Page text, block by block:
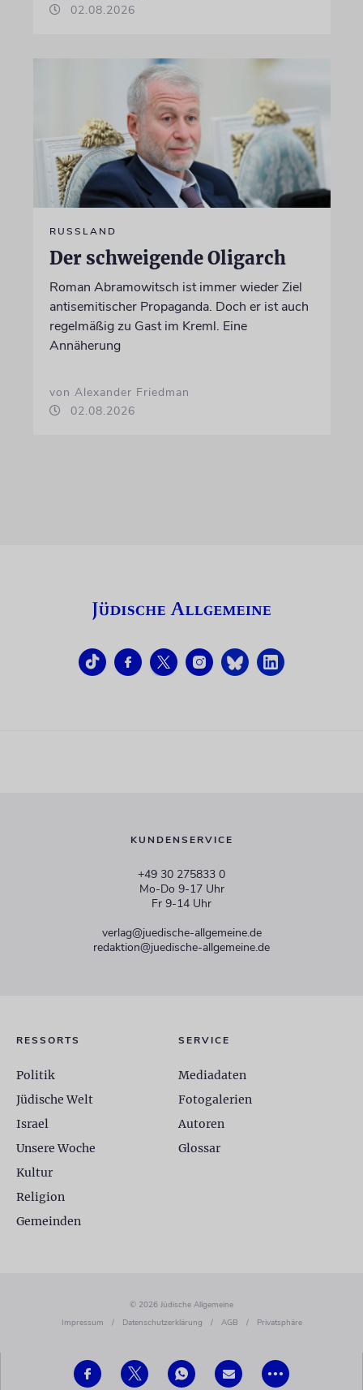
•••
02.08.2026
RUSSLAND
Der schweigende Oligarch
Roman Abramowitsch ist immer wieder Ziel
antisemitischer Propaganda. Doch er ist auch
regelmäßig zu Gast im Kreml. Eine
Annäherung
von Alexander Friedman
02.08.2026
KUNDENSERVICE
+49 30 275833 0
Mo-Do 9-17 Uhr
Fr 9-14 Uhr
verlag@juedische-allgemeine.de
redaktion@juedische-allgemeine.de
RESSORTS
Politik
Jüdische Welt
Israel
Unsere Woche
Kultur
Religion
Gemeinden
SERVICE
Mediadaten
Fotogalerien
Autoren
Glossar
© 2026 Jüdische Allgemeine
Impressum
/ Datenschutzerklärung / AGB / Privatsphäre